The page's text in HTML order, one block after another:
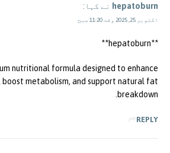
hepatoburn نے کہا:
اکتوبر 25, 2025 وقت 11:20 صبح
** hepatoburn**
nutritional formula designed to enhance
boost metabolism, and support natural fat
breakdown.
REPLY